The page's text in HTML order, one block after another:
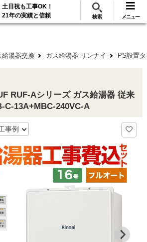
117万件! 無料見積
土日祝も工事OK！
21年の実績と信頼
検索 メニュー
給湯器交換 ガス給湯器 リンナイ PS設置
RUF-Aシリーズ ガス給湯器 従来
C-13A+MBC-240VC-A
事例